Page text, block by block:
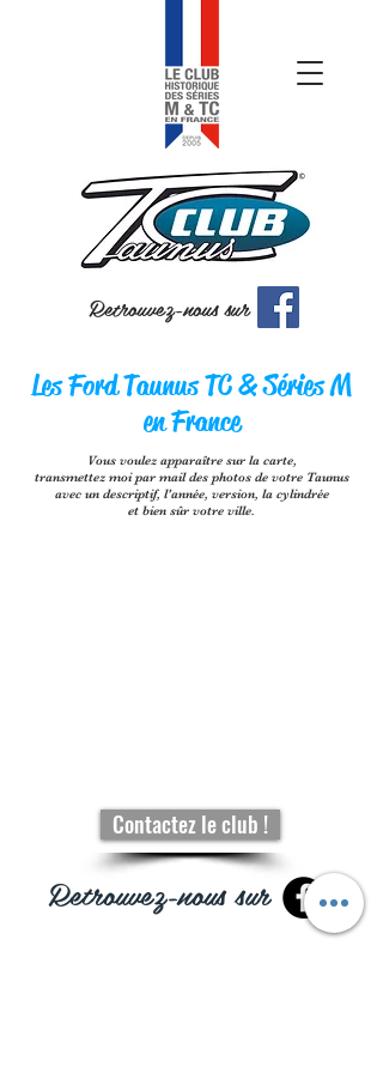
Retrouvez-nous sur
Les Ford Taunus TC & Séries M
en France
Vous voulez apparaître sur la carte,
transmettez moi par mail des photos de votre Taunus
avec un descriptif, l'année, version, la cylindrée
et bien sûr votre ville.
Contactez le club !
Retrouvez-nous sur